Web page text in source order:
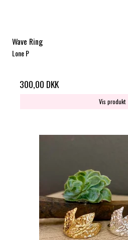
Wave Ring
Lone P
300,00 DKK
Vis produkt